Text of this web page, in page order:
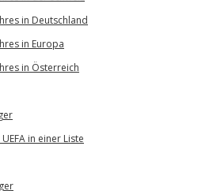
in Deutschland
in Europa
in Österreich
in einer Liste